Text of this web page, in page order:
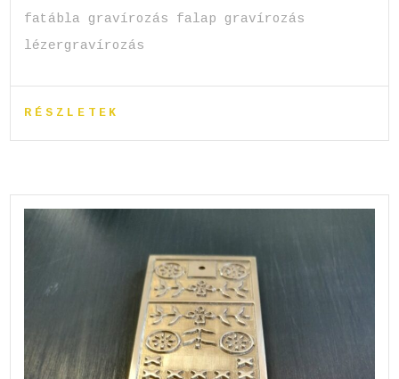
fatábla gravírozás falap gravírozás
lézergravírozás
RÉSZLETEK